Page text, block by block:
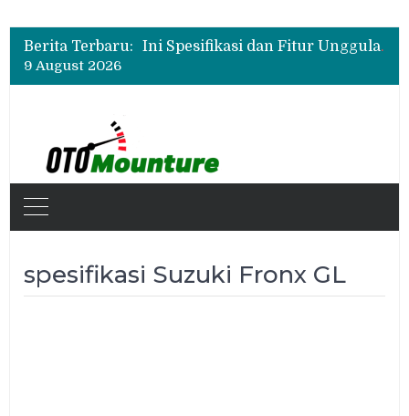
Berita Terbaru:
New Daihatsu Sigra 1.2R Punya Tampilan Lebih Sporty, Ini Fitur dan Spesifikasinya
Ini Spesifikasi dan Fitur Unggulan Chery Tiggo V
New Daihatsu Sigra 1.2R Punya Tampilan Lebih Sporty, Ini Fitur dan Spesifikasinya
9 August 2026
spesifikasi Suzuki Fronx GL